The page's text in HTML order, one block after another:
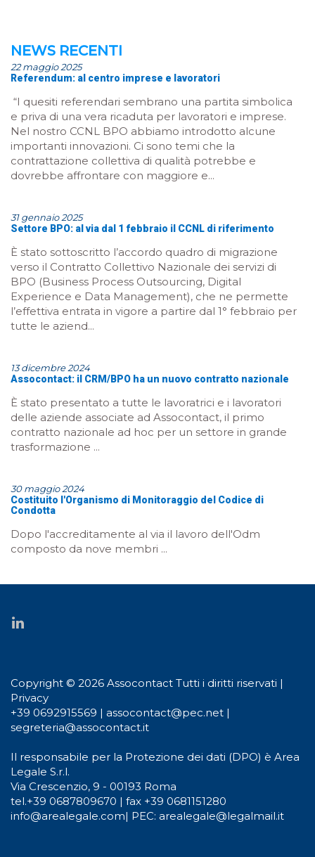
NEWS RECENTI
22 maggio 2025
Referendum: al centro imprese e lavoratori
“I quesiti referendari sembrano una partita simbolica
e priva di una vera ricaduta per lavoratori e imprese.
Nel nostro CCNL BPO abbiamo introdotto alcune
importanti innovazioni. Ci sono temi che la
contrattazione collettiva di qualità potrebbe e
dovrebbe affrontare con maggiore e...
31 gennaio 2025
Settore BPO: al via dal 1 febbraio il CCNL di riferimento
È stato sottoscritto l’accordo quadro di migrazione
verso il Contratto Collettivo Nazionale dei servizi di
BPO (Business Process Outsourcing, Digital
Experience e Data Management), che ne permette
l’effettiva entrata in vigore a partire dal 1° febbraio per
tutte le aziend...
13 dicembre 2024
Assocontact: il CRM/BPO ha un nuovo contratto nazionale
È stato presentato a tutte le lavoratrici e i lavoratori
delle aziende associate ad Assocontact, il primo
contratto nazionale ad hoc per un settore in grande
trasformazione ...
30 maggio 2024
Costituito l'Organismo di Monitoraggio del Codice di
Condotta
Dopo l'accreditamente al via il lavoro dell'Odm
composto da nove membri ...
Copyright © 2026 Assocontact Tutti i diritti riservati |
Privacy
+39 0692915569 | assocontact@pec.net |
segreteria@assocontact.it
Il responsabile per la Protezione dei dati (DPO) è Area
Legale S.r.l.
Via Crescenzio, 9 - 00193 Roma
tel.+39 0687809670 | fax +39 0681151280
info@arealegale.com| PEC: arealegale@legalmail.it